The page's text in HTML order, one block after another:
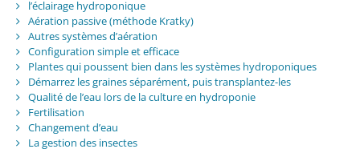
l’éclairage hydroponique
Aération passive (méthode Kratky)
Autres systèmes d’aération
Configuration simple et efficace
Plantes qui poussent bien dans les systèmes hydroponiques
Démarrez les graines séparément, puis transplantez-les
Qualité de l’eau lors de la culture en hydroponie
Fertilisation
Changement d’eau
La gestion des insectes